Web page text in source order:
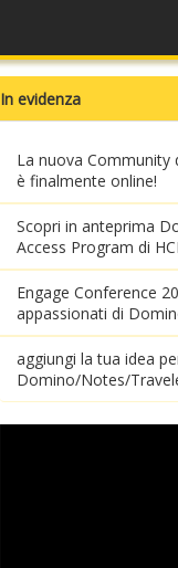
In evidenza
La nuova Community
è finalmente online!
Scopri in anteprima
Access Program di
Engage Conference
appassionati di
aggiungi la tua idea
Domino/Notes/